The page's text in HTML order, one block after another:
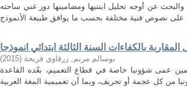
عن أوجه تحليل ابنتيها ومضامينها دور غني ساحته
بالكفاءات السنة الثالثة ابتدائي انموذجا
بوسالم مريم, زرقاوي فريحة (
2015
)
عمى شؤونيا خاصة في قطاع التعميم، بعّده القاعدة